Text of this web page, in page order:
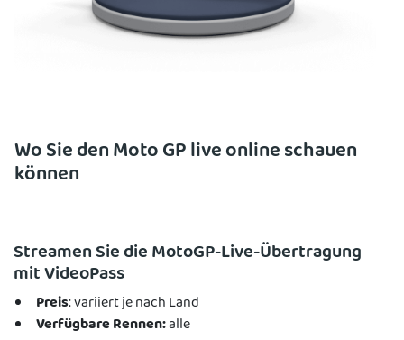
Wo Sie den Moto GP live online schauen
können
Streamen Sie die MotoGP-Live-Übertragung
mit VideoPass
Preis: variiert je nach Land
Verfügbare Rennen:alle